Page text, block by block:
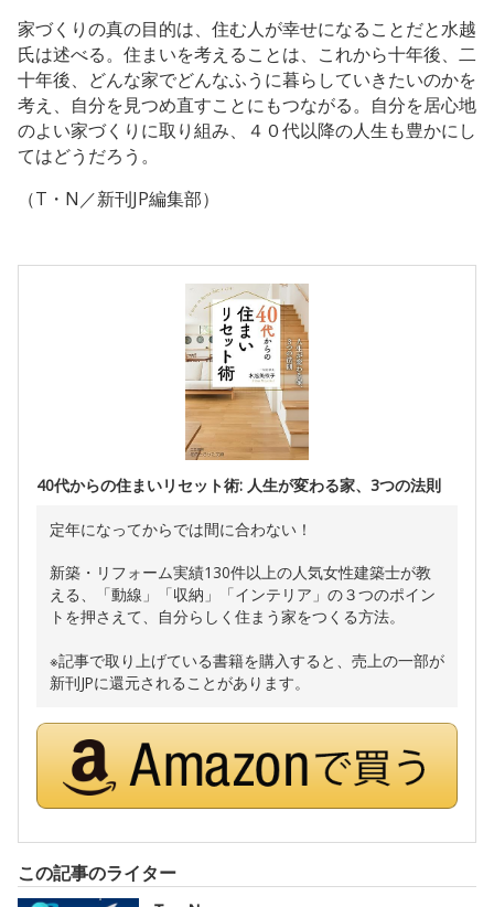
家づくりの真の目的は、住む人が幸せになることだと水越
氏は述べる。住まいを考えることは、これから十年後、二
十年後、どんな家でどんなふうに暮らしていきたいのかを
考え、自分を見つめ直すことにもつながる。自分を居心地
のよい家づくりに取り組み、４０代以降の人生も豊かにし
てはどうだろう。
（T・N／新刊JP編集部）
40代からの住まいリセット術: 人生が変わる家、3つの法則
定年になってからでは間に合わない！
新築・リフォーム実績130件以上の人気女性建築士が教
える、「動線」「収納」「インテリア」の３つのポイン
トを押さえて、自分らしく住まう家をつくる方法。
※記事で取り上げている書籍を購入すると、売上の一部が
新刊JPに還元されることがあります。
この記事のライター